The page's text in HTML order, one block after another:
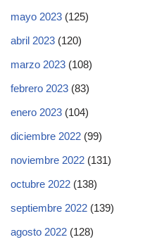
mayo 2023 (125)
abril 2023 (120)
marzo 2023 (108)
febrero 2023 (83)
enero 2023 (104)
diciembre 2022 (99)
noviembre 2022 (131)
octubre 2022 (138)
septiembre 2022 (139)
agosto 2022 (128)